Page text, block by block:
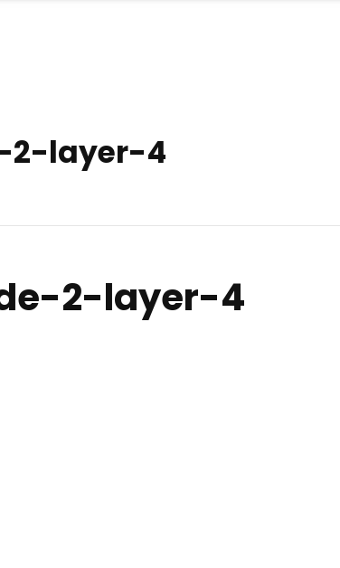
2-layer-4
2-layer-4